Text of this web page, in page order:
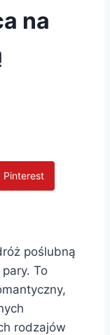
na
Pinterest
poślubną
To
rodzajów